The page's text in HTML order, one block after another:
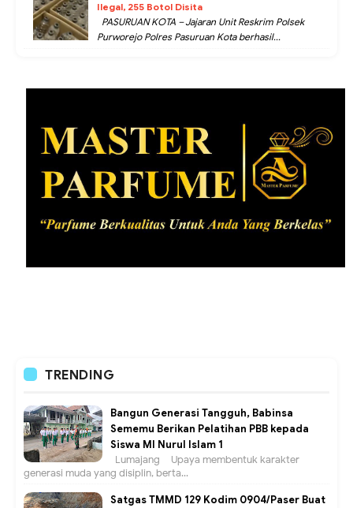
Ilegal, 255 Botol Disita
PASURUAN KOTA – Jajaran Unit Reskrim Polsek
Purworejo Polres Pasuruan Kota berhasil...
TRENDING
Bangun Generasi Tangguh, Babinsa
Sememu Berikan Pelatihan PBB kepada
Siswa MI Nurul Islam 1
Lumajang – Upaya membentuk karakter
generasi muda yang disiplin, berta...
Satgas TMMD 129 Kodim 0904/Paser Buat